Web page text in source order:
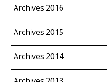
Archives 2016
Archives 2015
Archives 2014